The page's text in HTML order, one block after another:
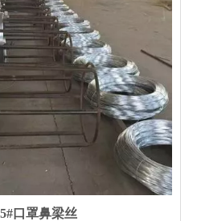
口罩鼻梁丝